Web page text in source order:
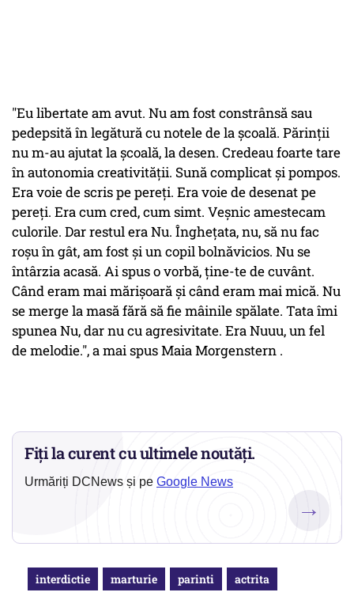
"Eu libertate am avut. Nu am fost constrânsă sau
pedepsită în legătură cu notele de la școală. Părinții
nu m-au ajutat la școală, la desen. Credeau foarte tare
în autonomia creativității. Sună complicat și pompos.
Era voie de scris pe pereți. Era voie de desenat pe
pereți. Era cum cred, cum simt. Veșnic amestecam
culorile. Dar restul era Nu. Înghețata, nu, să nu fac
roșu în gât, am fost și un copil bolnăvicios. Nu se
întârzia acasă. Ai spus o vorbă, ține-te de cuvânt.
Când eram mai mărișoară și când eram mai mică. Nu
se merge la masă fără să fie mâinile spălate. Tata îmi
spunea Nu, dar nu cu agresivitate. Era Nuuu, un fel
de melodie.", a mai spus Maia Morgenstern .
Fiți la curent cu ultimele noutăți.
Urmăriți DCNews și pe Google News
→
interdictie marturie parinti actrita